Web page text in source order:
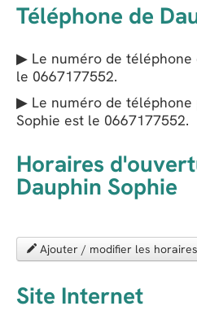
Téléphone de
▶ Le numéro de téléphone
le 0667177552.
▶ Le numéro de téléphone
Sophie est le 0667177552.
Horaires
Dauphin Sophie
Ajouter / modifier les horaires
Site Internet